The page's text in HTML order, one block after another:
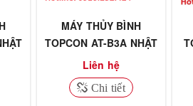
MÁY THỦY BÌNH
TOPCON AT-B3A NHẬT
BẢN
Liên hệ
Chi tiết